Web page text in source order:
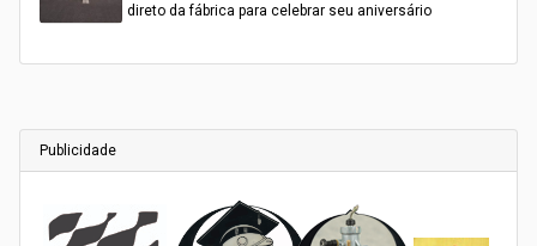
direto da fábrica para celebrar seu aniversário
Publicidade